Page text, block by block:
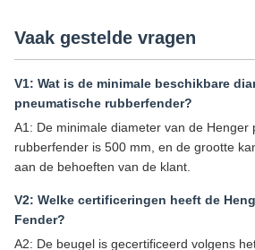
Vaak gestelde vragen
V1: Wat is de minimale beschikbare
pneumatische rubberfender?
A1: De minimale diameter van de Henger
rubberfender is 500 mm, en de grootte
aan de behoeften van de klant.
V2: Welke certificeringen heeft de
Fender?
A2: De beugel is gecertificeerd volgens